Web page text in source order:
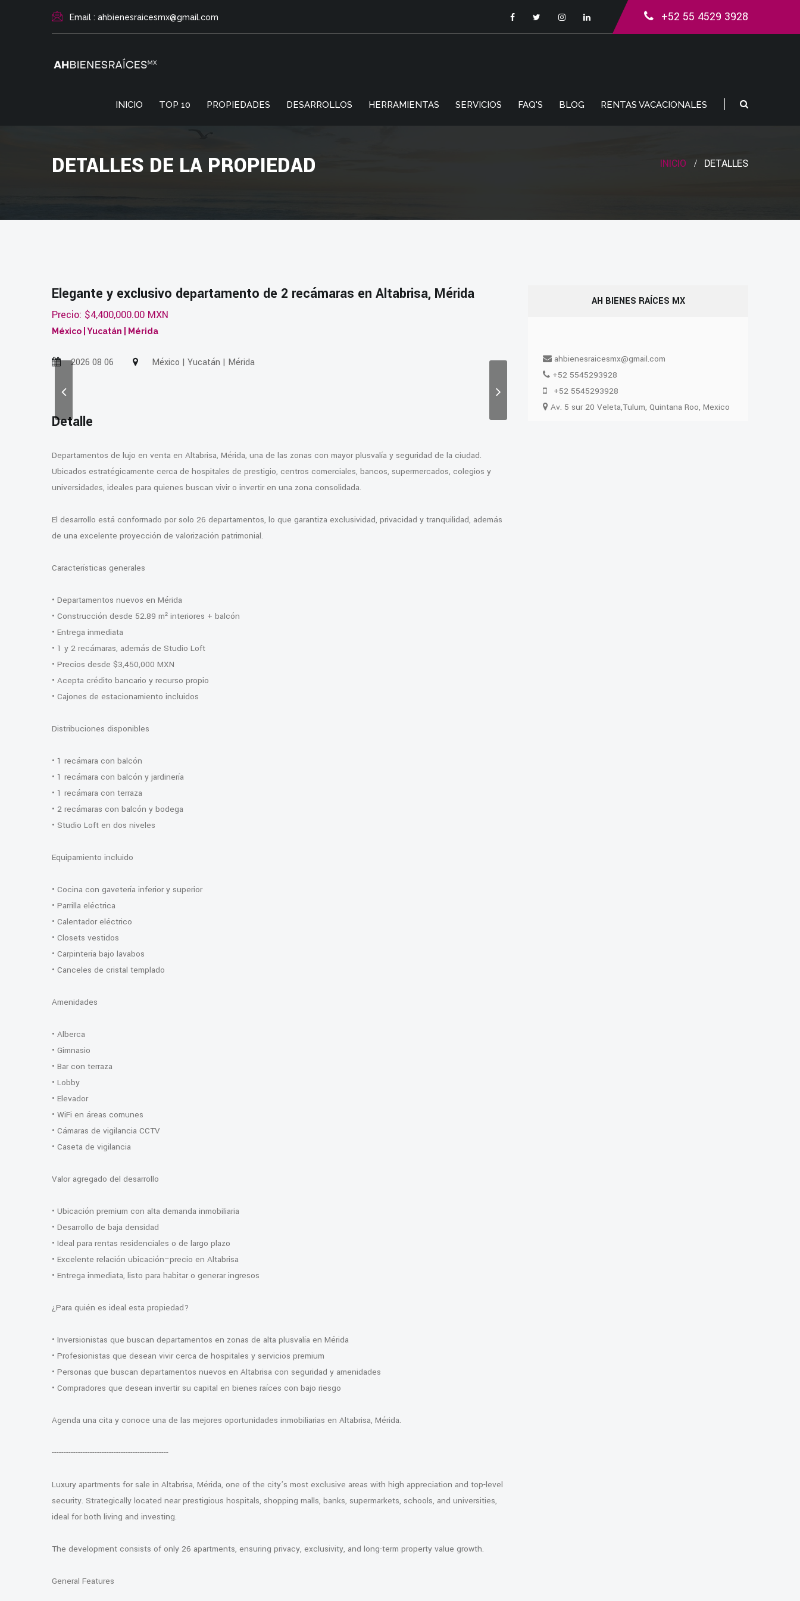
Email : ahbienesraicesmx@gmail.com +52 55 4529 3928
INICIO TOP 10 PROPIEDADES DESARROLLOS HERRAMIENTAS SERVICIOS FAQ'S BLOG RENTAS VACACIONALES
DETALLES DE LA PROPIEDAD INICIO DETALLES
Elegante y exclusivo departamento de 2 recámaras en Altabrisa, Mérida
Precio: $4,400,000.00 MXN
México | Yucatán | Mérida
2026 08 06 México | Yucatán | Mérida
Detalle
Departamentos de lujo en venta en Altabrisa, Mérida, una de las zonas con mayor plusvalía y seguridad de la ciudad.
Ubicados estratégicamente cerca de hospitales de prestigio, centros comerciales, bancos, supermercados, colegios y
universidades, ideales para quienes buscan vivir o invertir en una zona consolidada.
El desarrollo está conformado por solo 26 departamentos, lo que garantiza exclusividad, privacidad y tranquilidad, además
de una excelente proyección de valorización patrimonial.
Características generales
• Departamentos nuevos en Mérida
• Construcción desde 52.89 m² interiores + balcón
• Entrega inmediata
• 1 y 2 recámaras, además de Studio Loft
• Precios desde $3,450,000 MXN
• Acepta crédito bancario y recurso propio
• Cajones de estacionamiento incluidos
Distribuciones disponibles
• 1 recámara con balcón
• 1 recámara con balcón y jardinería
• 1 recámara con terraza
• 2 recámaras con balcón y bodega
• Studio Loft en dos niveles
Equipamiento incluido
• Cocina con gavetería inferior y superior
• Parrilla eléctrica
• Calentador eléctrico
• Closets vestidos
• Carpintería bajo lavabos
• Canceles de cristal templado
Amenidades
• Alberca
• Gimnasio
• Bar con terraza
• Lobby
• Elevador
• WiFi en áreas comunes
• Cámaras de vigilancia CCTV
• Caseta de vigilancia
Valor agregado del desarrollo
• Ubicación premium con alta demanda inmobiliaria
• Desarrollo de baja densidad
• Ideal para rentas residenciales o de largo plazo
• Excelente relación ubicación–precio en Altabrisa
• Entrega inmediata, listo para habitar o generar ingresos
¿Para quién es ideal esta propiedad?
• Inversionistas que buscan departamentos en zonas de alta plusvalía en Mérida
• Profesionistas que desean vivir cerca de hospitales y servicios premium
• Personas que buscan departamentos nuevos en Altabrisa con seguridad y amenidades
• Compradores que desean invertir su capital en bienes raíces con bajo riesgo
Agenda una cita y conoce una de las mejores oportunidades inmobiliarias en Altabrisa, Mérida.
-------------------------------------------------
Luxury apartments for sale in Altabrisa, Mérida, one of the city’s most exclusive areas with high appreciation and top-level
security. Strategically located near prestigious hospitals, shopping malls, banks, supermarkets, schools, and universities,
ideal for both living and investing.
The development consists of only 26 apartments, ensuring privacy, exclusivity, and long-term property value growth.
General Features
AH BIENES RAÍCES MX
ahbienesraicesmx@gmail.com
+52 5545293928
+52 5545293928
Av. 5 sur 20 Veleta,Tulum, Quintana Roo, Mexico